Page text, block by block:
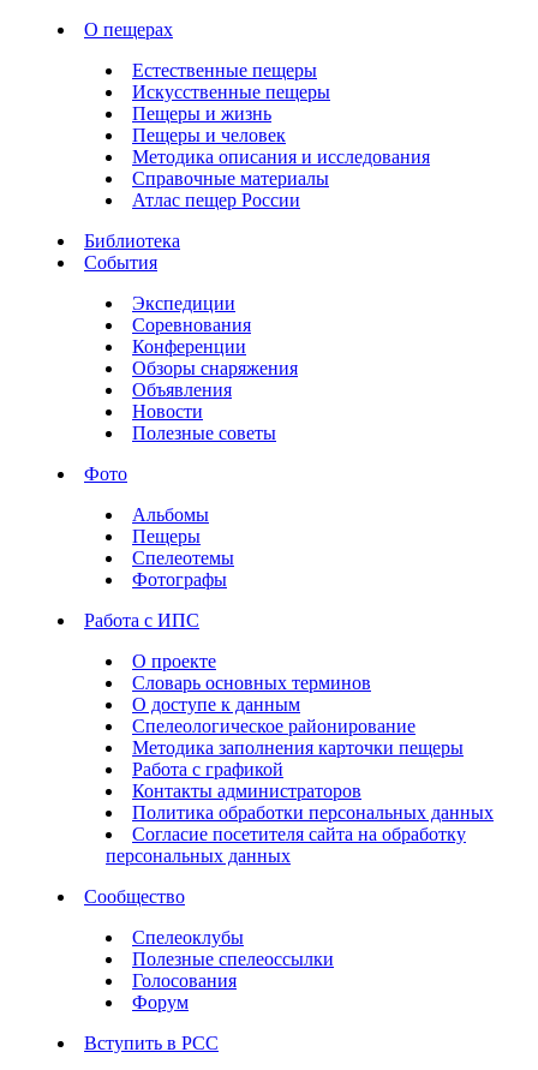
О пещерах
Естественные пещеры
Искусственные пещеры
Пещеры и жизнь
Пещеры и человек
Методика описания и исследования
Справочные материалы
Атлас пещер России
Библиотека
События
Экспедиции
Соревнования
Конференции
Обзоры снаряжения
Объявления
Новости
Полезные советы
Фото
Альбомы
Пещеры
Спелеотемы
Фотографы
Работа с ИПС
О проекте
Словарь основных терминов
О доступе к данным
Спелеологическое районирование
Методика заполнения карточки пещеры
Работа с графикой
Контакты администраторов
Политика обработки персональных данных
Согласие посетителя сайта на обработку
персональных данных
Сообщество
Спелеоклубы
Полезные спелеоссылки
Голосования
Форум
Вступить в РСС